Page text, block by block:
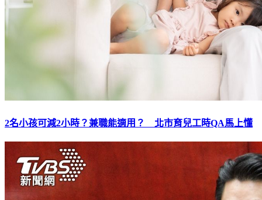
2名小孩可減2小時？兼職能適用？ 北市育兒工時QA馬上懂